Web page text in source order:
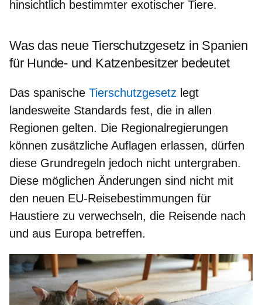
hinsichtlich bestimmter exotischer Tiere.
Was das neue Tierschutzgesetz in Spanien
für Hunde- und Katzenbesitzer bedeutet
Das spanische Tierschutzgesetz legt
landesweite Standards fest, die in allen
Regionen gelten. Die Regionalregierungen
können zusätzliche Auflagen erlassen, dürfen
diese Grundregeln jedoch nicht untergraben.
Diese möglichen Änderungen sind nicht mit
den neuen EU-Reisebestimmungen für
Haustiere zu verwechseln, die Reisende nach
und aus Europa betreffen.